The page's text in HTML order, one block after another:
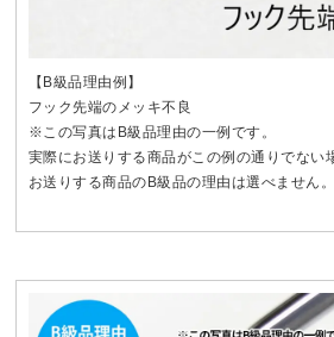
【B級品理由例】
フック先端のメッキ不良
※この写真はB級品理由の一例です。
実際にお送りする商品がこの例の通りでない
お送りする商品のB級品の理由は選べません。